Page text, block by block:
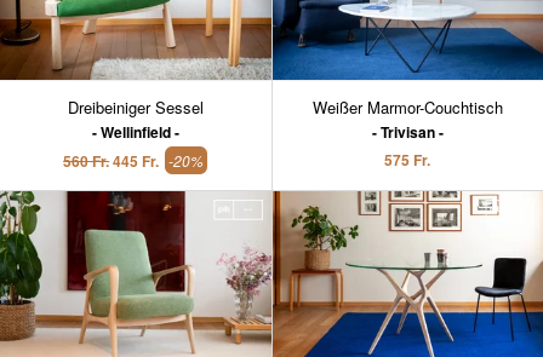
Dreibeiniger Sessel
Wellinfield
560 Fr.445 Fr. -20%
Weißer Marmor-Couchtisch
Trivisan
575 Fr.